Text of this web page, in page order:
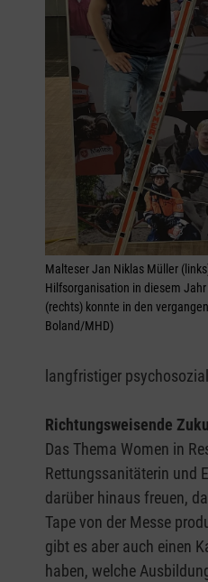
Malteser Jan Niklas Müller
Hilfsorganisation in diesem
(rechts) konnte in den
Boland/MHD)
langfristiger
Richtungsweisende
Das Thema Women in
Rettungssanitäterin und
darüber hinaus freuen,
Tape von der Messe
gibt es aber auch einen
haben, welche